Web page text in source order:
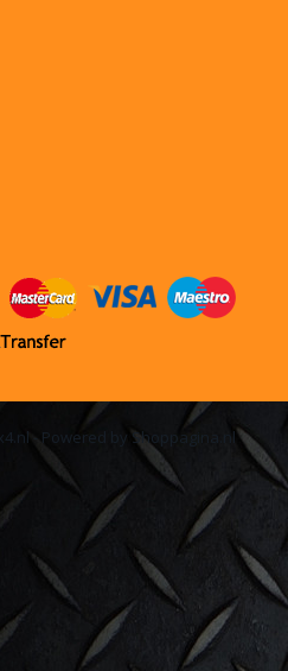
- Powered by Shoppagina.nl